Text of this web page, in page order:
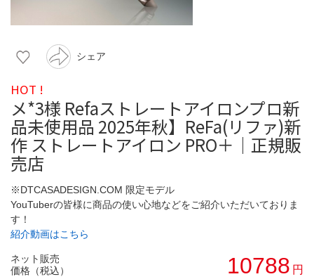
シェア
HOT !
メ*3様 Refaストレートアイロンプロ新
品未使用品 2025年秋】ReFa(リファ)新
作 ストレートアイロン PRO＋｜正規販
売店
※DTCASADESIGN.COM 限定モデル
YouTuberの皆様に商品の使い心地などをご紹介いただいておりま
す！
紹介動画はこちら
ネット販売
価格（税込）
10788 円